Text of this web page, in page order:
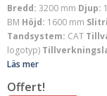
Bredd: 3200 mm Djup:
BM Höjd: 1600 mm
Tandsystem: CAT
logotyp)
Läs mer
Offert!